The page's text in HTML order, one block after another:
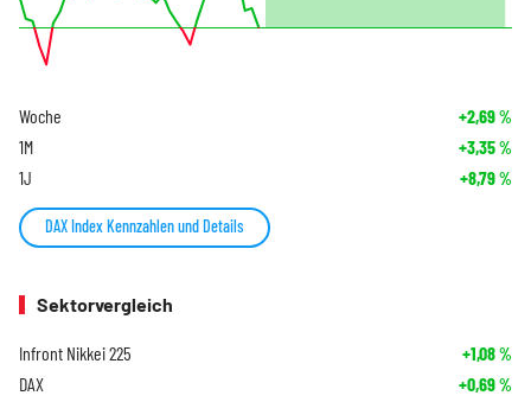
Woche +2,69%
1M +3,35%
1J +8,79%
DAX Index Kennzahlen und Details
Sektorvergleich
Infront Nikkei 225 +1,08%
DAX +0,69%